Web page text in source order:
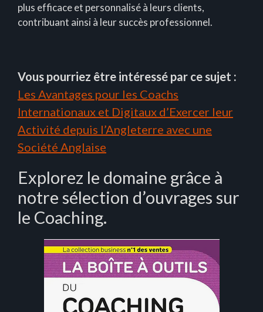
plus efficace et personnalisé à leurs clients,
contribuant ainsi à leur succès professionnel.
Vous pourriez être intéressé par ce sujet :
Les Avantages pour les Coachs
Internationaux et Digitaux d’Exercer leur
Activité depuis l’Angleterre avec une
Société Anglaise
Explorez le domaine grâce à
notre sélection d’ouvrages sur
le Coaching.